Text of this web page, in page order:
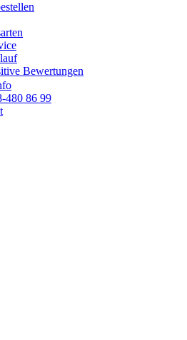
Bewertungen
480 86 99